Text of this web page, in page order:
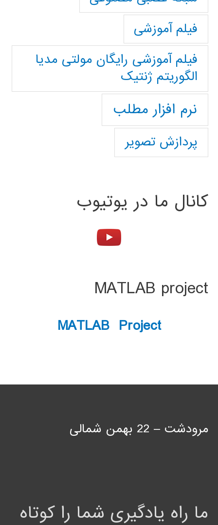
فیلم آموزشی
فیلم آموزشی رایگان مولتی مدیا
الگوریتم ژنتیک
نرم افزار مطلب
پردازش تصویر
کانال ما در یوتیوب
MATLAB project
MATLAB Project
مرودشت – 22 بهمن شمالی
ما راه یادگیری شما را کوتاه